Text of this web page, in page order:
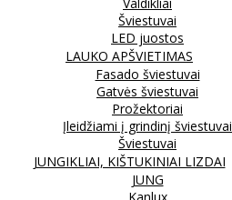
Šviestuvai
LED juostos
LAUKO APŠVIETIMAS
Fasado šviestuvai
Gatvės šviestuvai
Prožektoriai
Įleidžiami į grindinį šviestuvai
Šviestuvai
JUNGIKLIAI, KIŠTUKINIAI LIZDAI
JUNG
Kanlux